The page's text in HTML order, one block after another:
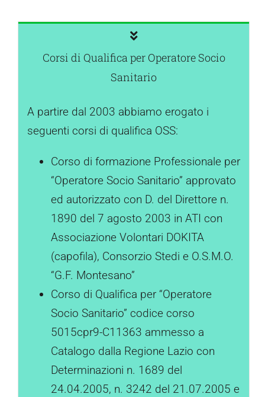
Corsi di Qualifica per Operatore Socio
Sanitario
A partire dal 2003 abbiamo erogato i
seguenti corsi di qualifica OSS:
Corso di formazione Professionale per
“Operatore Socio Sanitario” approvato
ed autorizzato con D. del Direttore n.
1890 del 7 agosto 2003 in ATI con
Associazione Volontari DOKITA
(capofila), Consorzio Stedi e O.S.M.O.
“G.F. Montesano”
Corso di Qualifica per “Operatore
Socio Sanitario” codice corso
5015cpr9-C11363 ammesso a
Catalogo dalla Regione Lazio con
Determinazioni n. 1689 del
24.04.2005, n. 3242 del 21.07.2005 e